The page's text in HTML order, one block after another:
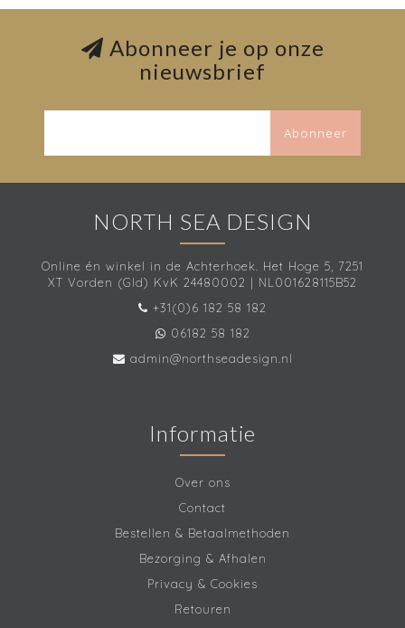
Abonneer je op onze
nieuwsbrief
Abonneer
NORTH SEA DESIGN
Online én winkel in de Achterhoek. Het Hoge 5, 7251
XT Vorden (Gld) KvK 24480002 | NL001628115B52
+31(0)6 182 58 182
06182 58 182
admin@northseadesign.nl
Informatie
Over ons
Contact
Bestellen & Betaalmethoden
Bezorging & Afhalen
Privacy & Cookies
Retouren